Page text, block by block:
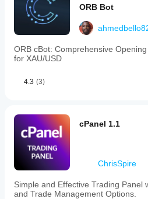
ORB Bot
ORB cBot: Comprehensive
for XAU/USD
4.3 (3)
cPanel 1.1
ChrisSpire
Simple and Effective Trading Panel
and Trade Management Options.